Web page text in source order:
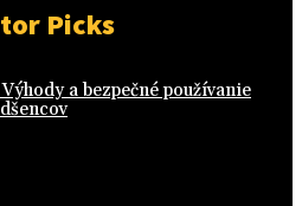
Picks
a bezpečné používanie